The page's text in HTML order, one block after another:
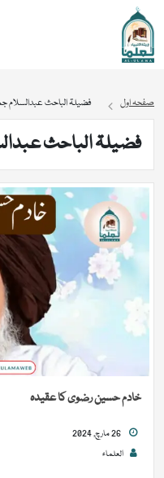
صفحہ اول فضیلۃ الباحث عبدالسلام
فضیلۃ الباحث
خادم حسین رضوی کا عقیدہ
العلماء